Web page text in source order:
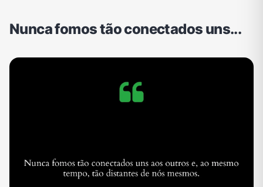
Nunca fomos tão conectados uns...